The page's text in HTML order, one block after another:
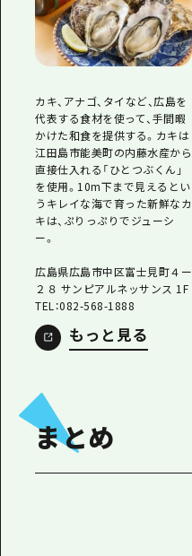
カキ、アナゴ、タイなど、広島を
代表する食材を使って、手間暇
かけた和食を提供する。カキは
江田島市能美町の内藤水産から
直接仕入れる「ひとつぶくん」
を使用。10m下まで見えるとい
うキレイな海で育った新鮮なカ
キは、ぷりっぷりでジューシ
ー。
広島県広島市中区富士見町４ー
２８ サンピアルネッサンス 1F
TEL：082-568-1888
もっと見る
まとめ